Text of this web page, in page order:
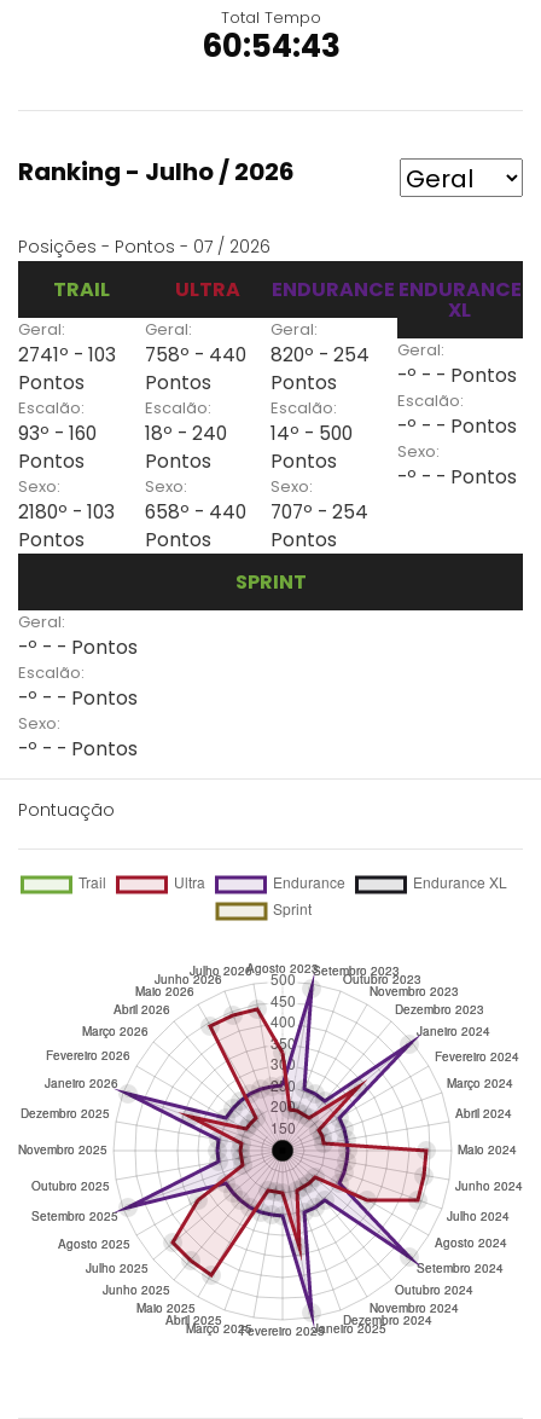
Total Tempo
60:54:43
Ranking - Julho / 2026
Posições - Pontos - 07 / 2026
TRAIL
Geral:
2741º - 103
Pontos
Escalão:
93º - 160
Pontos
Sexo:
2180º - 103
Pontos
ULTRA
Geral:
758º - 440
Pontos
Escalão:
18º - 240
Pontos
Sexo:
658º - 440
Pontos
ENDURANCE
Geral:
820º - 254
Pontos
Escalão:
14º - 500
Pontos
Sexo:
707º - 254
Pontos
ENDURANCE
XL
Geral:
-º - - Pontos
Escalão:
-º - - Pontos
Sexo:
-º - - Pontos
SPRINT
Geral:
-º - - Pontos
Escalão:
-º - - Pontos
Sexo:
-º - - Pontos
Pontuação